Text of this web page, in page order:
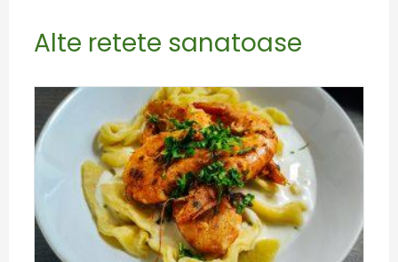
Alte retete sanatoase